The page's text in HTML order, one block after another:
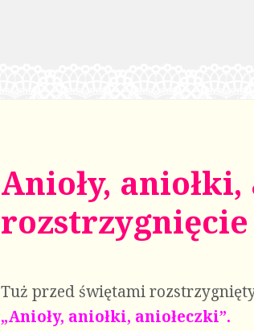
Anioły,
Tuż przed świętami
„Anioły, aniołki, aniołeczki”.